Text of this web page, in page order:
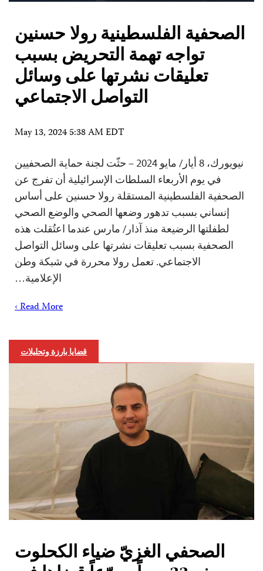
الصحفية الفلسطينية رولا حسنين
تواجه تهمة التحريض بسبب
تعليقات نشرتها على وسائل
التواصل الاجتماعي
May 13, 2024 5:38 AM EDT
نيويورك، 8 أيار/ مايو 2024 – حثّت لجنة حماية الصحفيين
في يوم الأربعاء السلطات الإسرائيلية أن تفرج عن
الصحفية الفلسطينية المستقلة رولا حسنين على أساس
إنساني بسبب تدهور وضعها الصحي والوضع الصحي
لطفلتها الرضيعة منذ آذار/ مارس عندما اعتُقلت هذه
الصحفية بسبب تعليقات نشرتها على وسائل التواصل
الاجتماعي. تعمل رولا محررة في شبكة وطن
الإعلامية…
Read More ›
قضايا بارزة وتحليلات
الصحفي الغزيّ ضياء الكحلوت